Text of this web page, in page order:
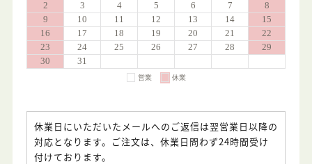
休業日にいただいたメールへのご返信は翌営業日以降の
対応となります。ご注文は、休業日問わず24時間受け
付けております。